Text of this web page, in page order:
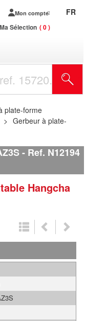
Mon compte
Ma Sélection 0
FR
plate-forme
Gerbeur à plate-
Ref. N12194
Hangcha